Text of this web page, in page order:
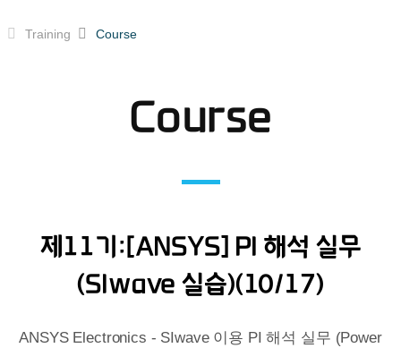
Training Course
Course
제11기:[ANSYS] PI 해석 실무
(SIwave 실습)(10/17)
ANSYS Electronics - SIwave 이용 PI 해석 실무 (Power